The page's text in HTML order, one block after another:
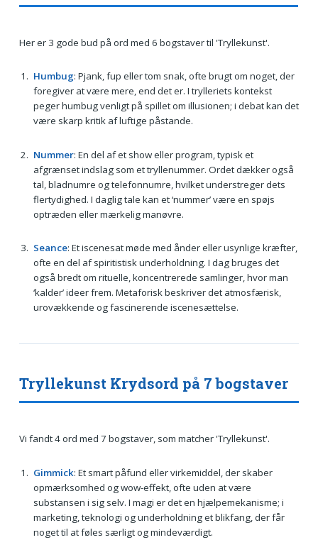
Her er 3 gode bud på ord med 6 bogstaver til 'Tryllekunst'.
Humbug: Pjank, fup eller tom snak, ofte brugt om noget, der
foregiver at være mere, end det er. I trylleriets kontekst
peger humbug venligt på spillet om illusionen; i debat kan det
være skarp kritik af luftige påstande.
Nummer: En del af et show eller program, typisk et
afgrænset indslag som et tryllenummer. Ordet dækker også
tal, bladnumre og telefonnumre, hvilket understreger dets
flertydighed. I daglig tale kan et ‘nummer’ være en spøjs
optræden eller mærkelig manøvre.
Seance: Et iscenesat møde med ånder eller usynlige kræfter,
ofte en del af spiritistisk underholdning. I dag bruges det
også bredt om rituelle, koncentrerede samlinger, hvor man
‘kalder’ ideer frem. Metaforisk beskriver det atmosfærisk,
urovækkende og fascinerende iscenesættelse.
Tryllekunst Krydsord på 7 bogstaver
Vi fandt 4 ord med 7 bogstaver, som matcher 'Tryllekunst'.
Gimmick: Et smart påfund eller virkemiddel, der skaber
opmærksomhed og wow-effekt, ofte uden at være
substansen i sig selv. I magi er det en hjælpemekanisme; i
marketing, teknologi og underholdning et blikfang, der får
noget til at føles særligt og mindeværdigt.